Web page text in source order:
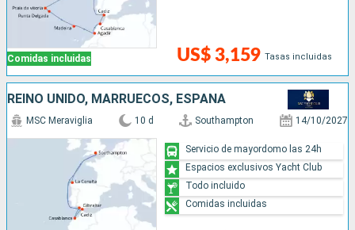
Comidas incluidas US$ 3,159 Tasas incluidas
REINO UNIDO, MARRUECOS, ESPAÑA
MSC Meraviglia 10 d Southampton 14/10/2027
Servicio de mayordomo las 24h
Espacios exclusivos Yacht Club
Todo incluido
Comidas incluidas